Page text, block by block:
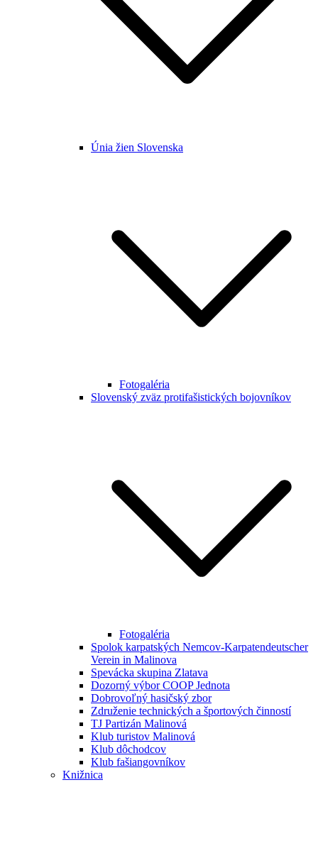
Únia žien Slovenska
Fotogaléria
Slovenský zväz protifašistických bojovníkov
Fotogaléria
Spolok karpatských Nemcov-Karpatendeutscher
Verein in Malinova
Spevácka skupina Zlatava
Dozorný výbor COOP Jednota
Dobrovoľný hasičský zbor
Združenie technických a športových činností
TJ Partizán Malinová
Klub turistov Malinová
Klub dôchodcov
Klub fašiangovníkov
Knižnica